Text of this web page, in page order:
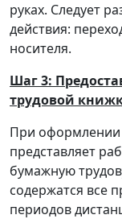
руках. Следует
действия:
носителя.
Шаг 3:
трудовой
При оформлении
представляет
бумажную
содержатся все
периодов